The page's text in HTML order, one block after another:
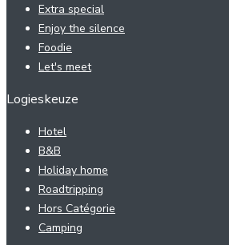
Extra special
Enjoy the silence
Foodie
Let's meet
Logieskeuze
Hotel
B&B
Holiday home
Roadtripping
Hors Catégorie
Camping